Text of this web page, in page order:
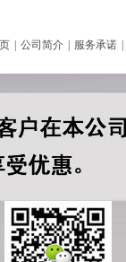
公司简介 服务承诺